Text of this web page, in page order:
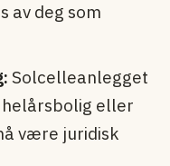
av deg som
Solcelleanlegget
eller
være juridisk